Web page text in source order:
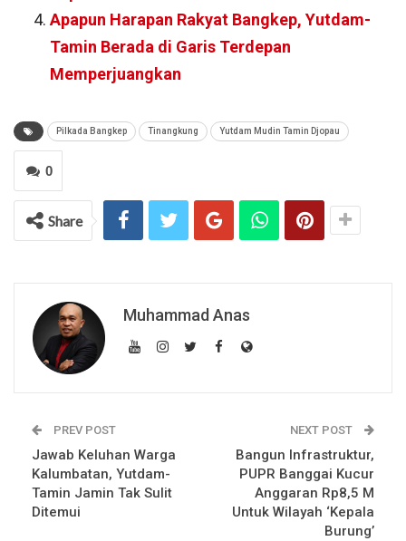
Apapun Harapan Rakyat Bangkep, Yutdam-
Tamin Berada di Garis Terdepan
Memperjuangkan
Pilkada Bangkep Tinangkung Yutdam Mudin Tamin Djopau
0
Share
Muhammad Anas
PREV POST
Jawab Keluhan Warga
Kalumbatan, Yutdam-
Tamin Jamin Tak Sulit
Ditemui
NEXT POST
Bangun Infrastruktur,
PUPR Banggai Kucur
Anggaran Rp8,5 M
Untuk Wilayah ‘Kepala
Burung’